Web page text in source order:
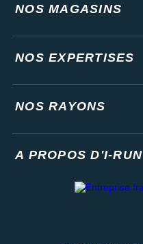
NOS MAGASINS
NOS EXPERTISES
NOS RAYONS
A PROPOS D'I-RUN